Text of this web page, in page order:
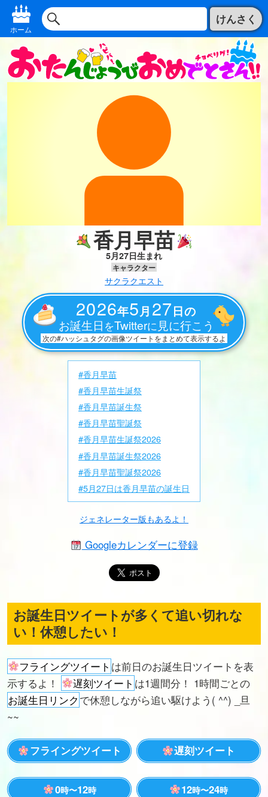
ホーム
けんさく
香月早苗
5月27日生まれ
キャラクター
サクラクエスト
2026年5月 27日の
お誕生日 をTwitterに 見に行こう
次の#ハッシュタグの画像ツイートをまとめて表示するよ
#香月早苗
#香月早苗生誕祭
#香月早苗誕生祭
#香月早苗聖誕祭
#香月早苗生誕祭2026
#香月早苗誕生祭2026
#香月早苗聖誕祭2026
#5月27日は香月早苗の誕生日
ジェネレーター版もあるよ！
Googleカレンダーに登録
お誕生日ツイートが多くて追い切れな
い！休憩したい！
フライングツイート は前日のお誕生日ツイートを表
示するよ！
遅刻ツイート は1週間分！ 1時間ごとの
お誕生日リンク で休憩しながら追い駆けよう( ^^) _旦
~~
フライングツイート 遅刻ツイート
0時〜12時 12時〜24時